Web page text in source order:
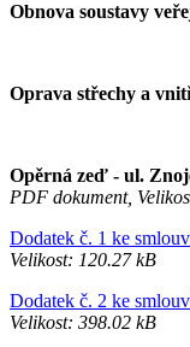
Obnova soustavy
Oprava střechy a
Opěrná zeď - ul.
PDF dokument,
Dodatek č. 1 ke
Velikost: 120.27 kB
Dodatek č. 2 ke
Velikost: 398.02 kB